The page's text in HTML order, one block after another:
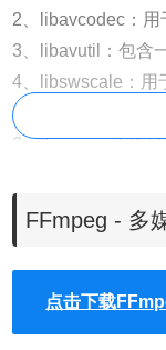
2、libavcodec：用
3、libavutil：包含
4、libswscale：用
5、libpostproc：用
6、ffmpeg：该项
7、ffsever：一个
8、ffplay：是一个
码，通过SDL显示
FFmpeg - 多
点击下载